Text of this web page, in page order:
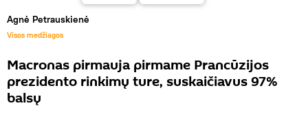
Agnė Petrauskienė
Visos medžiagos
Macronas pirmauja pirmame Prancūzijos
prezidento rinkimų ture, suskaičiavus 97%
balsų